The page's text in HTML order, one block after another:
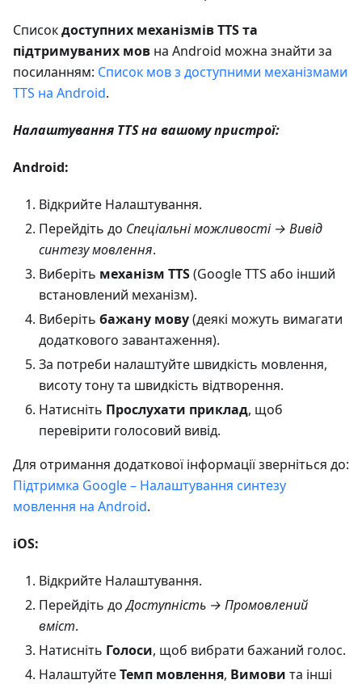
Списокдоступних механізмів TTS та
підтримуваних мов на Android можна знайти за
посиланням: Список мов з доступними механізмами
TTS на Android.
Налаштування TTS на вашому пристрої:
Android:
Відкрийте Налаштування.
Перейдіть до Спеціальні можливості → Вивід
синтезу мовлення.
Виберіть механізм TTS(Google TTS або інший
встановлений механізм).
Виберіть бажану мову(деякі можуть вимагати
додаткового завантаження).
За потреби налаштуйте швидкість мовлення,
висоту тону та швидкість відтворення.
Натисніть Прослухати приклад, щоб
перевірити голосовий вивід.
Для отримання додаткової інформації зверніться до:
Підтримка Google – Налаштування синтезу
мовлення на Android.
iOS:
Відкрийте Налаштування.
Перейдіть доДоступність → Промовлений
вміст.
Натисніть Голоси, щоб вибрати бажаний голос.
НалаштуйтеТемп мовлення, Вимови та інші